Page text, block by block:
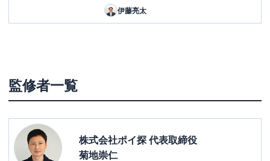
伊藤亮太
監修者一覧
株式会社ポイ探 代表取締役
菊地崇仁